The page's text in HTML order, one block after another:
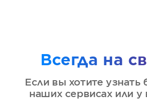
Всегда на
Если вы хотите узнать
наших сервисах или у